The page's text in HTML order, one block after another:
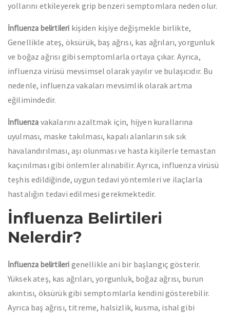
yollarını etkileyerek grip benzeri semptomlara neden olur.
İnfluenza belirtileri kişiden kişiye değişmekle birlikte,
Genellikle ateş, öksürük, baş ağrısı, kas ağrıları, yorgunluk
ve boğaz ağrısı gibi semptomlarla ortaya çıkar. Ayrıca,
influenza virüsü mevsimsel olarak yayılır ve bulaşıcıdır. Bu
nedenle, influenza vakaları mevsimlik olarak artma
eğilimindedir.
İnfluenza vakalarını azaltmak için, hijyen kurallarına
uyulması, maske takılması, kapalı alanların sık sık
havalandırılması, aşı olunması ve hasta kişilerle temastan
kaçınılması gibi önlemler alınabilir. Ayrıca, influenza virüsü
teşhis edildiğinde, uygun tedavi yöntemleri ve ilaçlarla
hastalığın tedavi edilmesi gerekmektedir.
İnfluenza Belirtileri
Nelerdir?
İnfluenza belirtileri genellikle ani bir başlangıç gösterir.
Yüksek ateş, kas ağrıları, yorgunluk, boğaz ağrısı, burun
akıntısı, öksürük gibi semptomlarla kendini gösterebilir.
Ayrıca baş ağrısı, titreme, halsizlik, kusma, ishal gibi